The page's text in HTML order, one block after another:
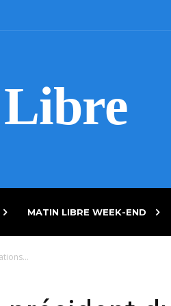
MATIN LIBRE WEEK-END